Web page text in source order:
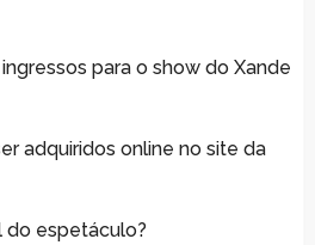
para o show do Xande
adquiridos online no site da
do espetáculo?